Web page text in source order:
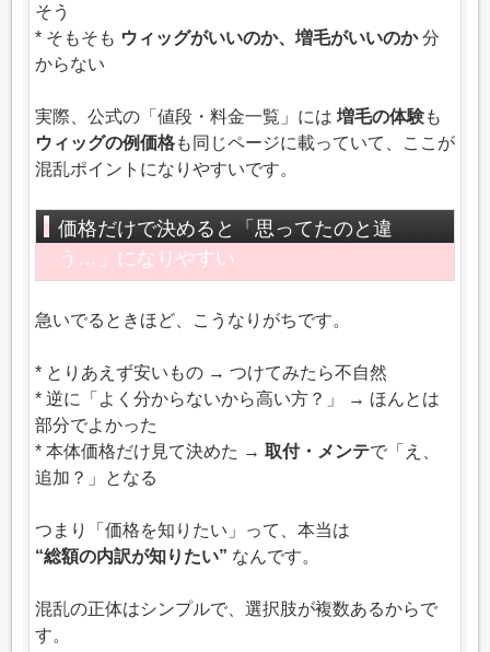
そう
* そもそも ウィッグがいいのか、増毛がいいのか分
からない
実際、公式の「値段・料金一覧」には 増毛の体験も
ウィッグの例価格も同じページに載っていて、ここが
混乱ポイントになりやすいです。
価格だけで決めると「思ってたのと違
う…」になりやすい
急いでるときほど、こうなりがちです。
* とりあえず安いもの → つけてみたら不自然
* 逆に「よく分からないから高い方？」 → ほんとは
部分でよかった
* 本体価格だけ見て決めた → 取付・メンテで「え、
追加？」となる
つまり「価格を知りたい」って、本当は
“総額の内訳が知りたい” なんです。
混乱の正体はシンプルで、選択肢が複数あるからで
す。